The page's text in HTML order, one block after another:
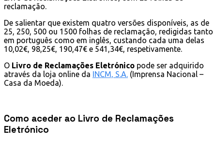
reclamação.
De salientar que existem quatro versões disponíveis, as de
25, 250, 500 ou 1500 folhas de reclamação, redigidas tanto
em português como em inglês, custando cada uma delas
10,02€, 98,25€, 190,47€ e 541,34€, respetivamente.
O Livro de Reclamações Eletrónico pode ser adquirido
através da loja online da INCM, S.A. (Imprensa Nacional –
Casa da Moeda).
Como aceder ao Livro de Reclamações
Eletrónico